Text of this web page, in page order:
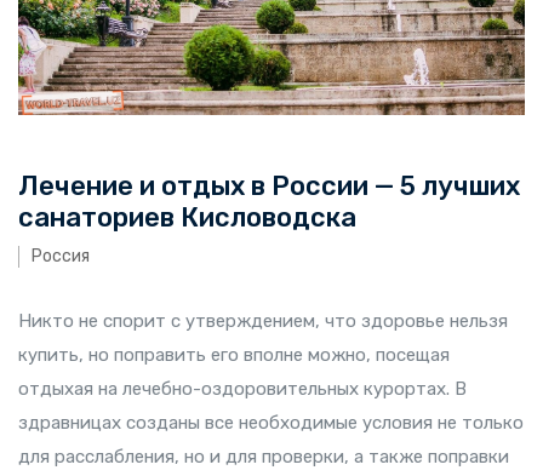
Лечение и отдых в России — 5 лучших
санаториев Кисловодска
Россия
Никто не спорит с утверждением, что здоровье нельзя
купить, но поправить его вполне можно, посещая
отдыхая на лечебно-оздоровительных курортах. В
здравницах созданы все необходимые условия не только
для расслабления, но и для проверки, а также поправки